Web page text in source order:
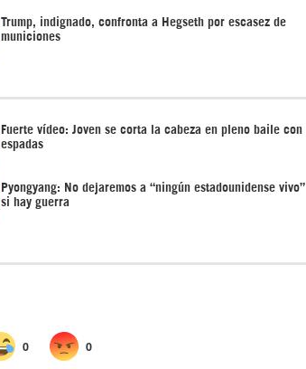
Trump, indignado, confronta a Hegseth por escasez de
municiones
Fuerte vídeo: Joven se corta la cabeza en pleno baile con
espadas
Pyongyang: No dejaremos a “ningún estadounidense vivo”
si hay guerra